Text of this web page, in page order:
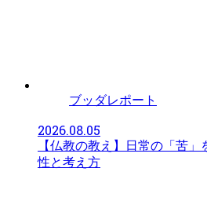
ブッダレポート
2026.08.05
【仏教の教え】日常の「苦
性と考え方